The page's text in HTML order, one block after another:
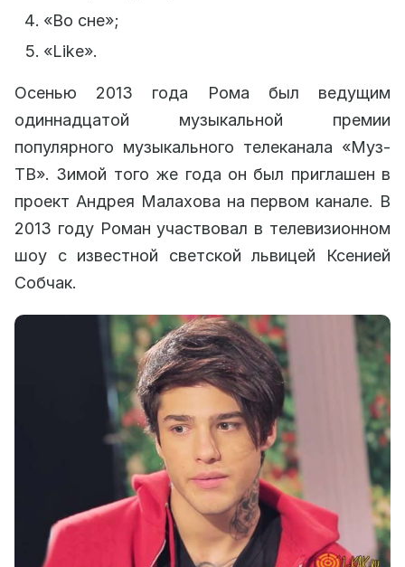
«Во сне»;
«Like».
Осенью 2013 года Рома был ведущим
одиннадцатой музыкальной премии
популярного музыкального телеканала «Муз-
ТВ». Зимой того же года он был приглашен в
проект Андрея Малахова на первом канале. В
2013 году Роман участвовал в телевизионном
шоу с известной светской львицей Ксенией
Собчак.